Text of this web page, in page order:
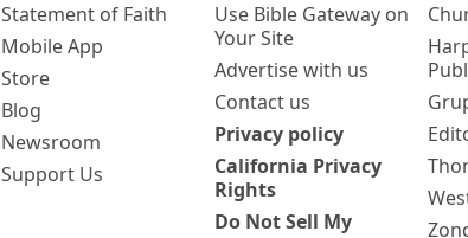
Statement of Faith
Mobile App
Store
Blog
Newsroom
Support Us
Use Bible Gateway on
Your Site
Advertise with us
Contact us
Privacy policy
California Privacy
Rights
Do Not Sell My